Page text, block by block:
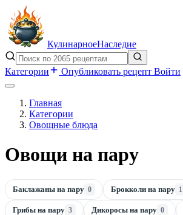
КулинарноеНаследие
Категории Опубликовать рецепт Войти
Главная
Категории
Овощные блюда
Овощи на пару
Баклажаны на пару 0 Брокколи на пару 1
Грибы на пару 3 Дикоросы на пару 0